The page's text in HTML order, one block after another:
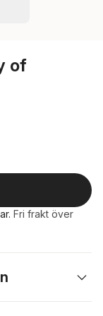
of
. Fri frakt över